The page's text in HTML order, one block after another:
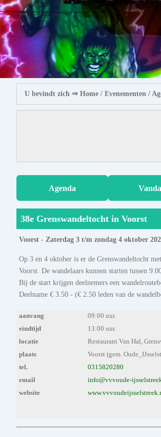
U bevindt zich ⇒ Home / Evenementen /
Agenda
38e Grenswandeltocht in Voorst
Voorst - Zaterdag 3 t/m zondag 4 oktober
Op 3 en 4 oktober is er de Grenswandeltocht
Voorst. De wandelaars kunnen starten tussen
Bij de start krijgen deelnemers een
Deelname € 3.50 - (€ 2.50 leden van de
aanvang
09:00 uur.
eindtijd
13:00 uur.
locatie
Restaurant Van Hal,
plaats
Voorst (gem.
tel.
0315820280
email
info@vvvoude-
website